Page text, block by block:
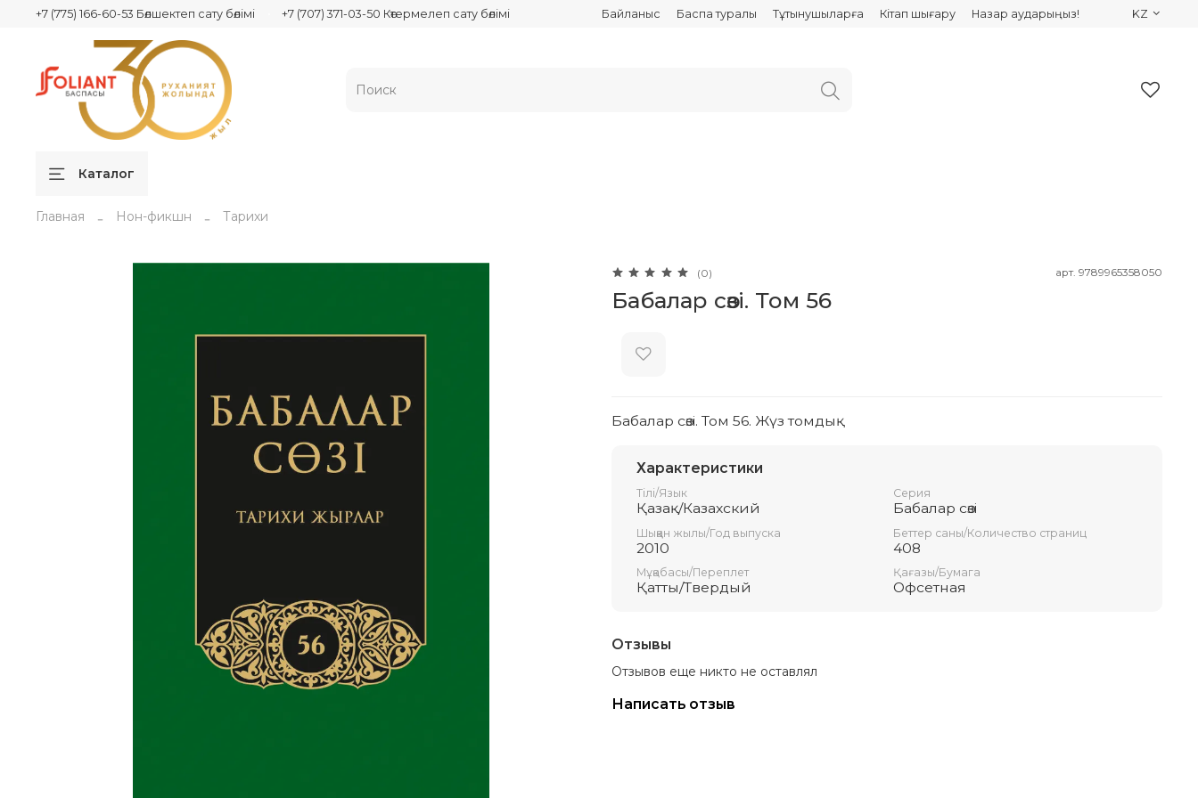
Байланыс Баспа туралы Тұтынушыларға Кітап шығару Назар аударыңыз!
+7 (775) 166-60-53 Бөлшектеп сату бөлімі +7 (707) 371-03-50 Көтермелеп сату бөлімі KZ
Каталог
Главная Нон-фикшн Тарихи
(0) арт. 9789965358050
Бабалар сөзi. Том 56
Бабалар сөзi. Том 56. Жүз томдық
Характеристики
Тілі/Язык
Қазақ/Казахский
Серия
Бабалар сөзi
Шыққан жылы/Год выпуска
2010
Беттер саны/Количество страниц
408
Мұқабасы/Переплет
Қатты/Твердый
Қағазы/Бумага
Офсетная
Отзывы
Отзывов еще никто не оставлял
Написать отзыв